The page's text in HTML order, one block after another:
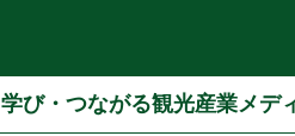
学び・つながる観光産業メデ